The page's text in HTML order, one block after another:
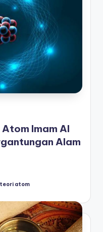
Imam Al
Alam
teori atom